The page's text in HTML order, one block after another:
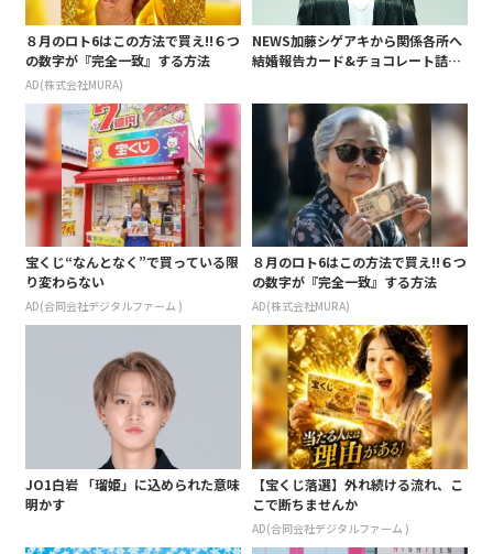
８月のロト6はこの方法で買え!!６つ
の数字が『完全一致』する方法
AD(株式会社MURA)
NEWS加藤シゲアキから関係各所へ
結婚報告カード&チョコレート詰め
も添えて
宝くじ“なんとなく”で買っている限
り変わらない
AD(合同会社デジタルファーム )
８月のロト6はこの方法で買え!!６つ
の数字が『完全一致』する方法
AD(株式会社MURA)
JO1白岩 「瑠姫」に込められた意味
明かす
【宝くじ落選】外れ続ける流れ、こ
こで断ちませんか
AD(合同会社デジタルファーム )